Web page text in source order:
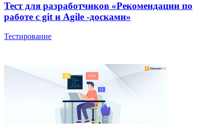
Тест для разработчиков «Рекомендации по
работе с git и Agile -досками»
Тестирование